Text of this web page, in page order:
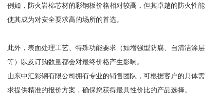
例如，防火岩棉芯材的彩钢板价格相对较高，但其卓越的防火性能
使其成为对安全要求高的场所的首选。
此外，表面处理工艺、特殊功能要求（如增强型防腐、自清洁涂层
等）以及订购数量都会对最终价格产生影响。
山东中汇彩钢有限公司拥有专业的销售团队，可根据客户的具体需
求提供精准的报价方案，确保您获得最具性价比的产品选择。